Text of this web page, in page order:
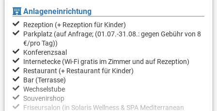
Anlageneinrichtung
Rezeption (+ Rezeption für Kinder)
Parkplatz (auf Anfrage; (01.07.-31.08.: gegen Gebühr von 8
€/pro Tag))
Konferenzsaal
Internetecke (Wi-Fi gratis im Zimmer und auf Rezeption)
Restaurant (+ Restaurant für Kinder)
Bar (Terrasse)
Wechselstube
Souvenirshop
Friseursalon (in Solaris Wellness & SPA Mediterranean